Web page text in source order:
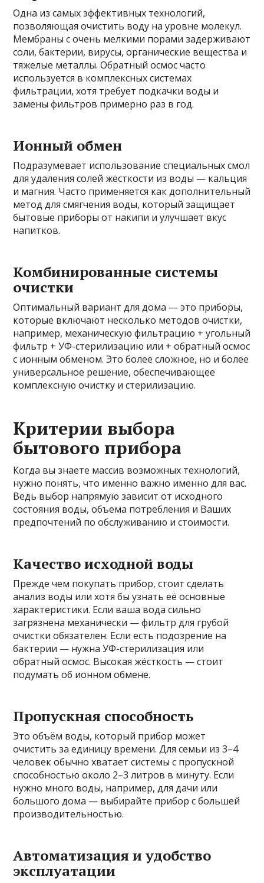
Одна из самых эффективных технологий,
позволяющая очистить воду на уровне молекул.
Мембраны с очень мелкими порами задерживают
соли, бактерии, вирусы, органические вещества и
тяжелые металлы. Обратный осмос часто
используется в комплексных системах
фильтрации, хотя требует подкачки воды и
замены фильтров примерно раз в год.
Ионный обмен
Подразумевает использование специальных смол
для удаления солей жёсткости из воды — кальция
и магния. Часто применяется как дополнительный
метод для смягчения воды, который защищает
бытовые приборы от накипи и улучшает вкус
напитков.
Комбинированные системы
очистки
Оптимальный вариант для дома — это приборы,
которые включают несколько методов очистки,
например, механическую фильтрацию + угольный
фильтр + УФ-стерилизацию или + обратный осмос
с ионным обменом. Это более сложное, но и более
универсальное решение, обеспечивающее
комплексную очистку и стерилизацию.
Критерии выбора
бытового прибора
Когда вы знаете массив возможных технологий,
нужно понять, что именно важно именно для вас.
Ведь выбор напрямую зависит от исходного
состояния воды, объема потребления и Ваших
предпочтений по обслуживанию и стоимости.
Качество исходной воды
Прежде чем покупать прибор, стоит сделать
анализ воды или хотя бы узнать её основные
характеристики. Если ваша вода сильно
загрязнена механически — фильтр для грубой
очистки обязателен. Если есть подозрение на
бактерии — нужна УФ-стерилизация или
обратный осмос. Высокая жёсткость — стоит
подумать об ионном обмене.
Пропускная способность
Это объём воды, который прибор может
очистить за единицу времени. Для семьи из 3–4
человек обычно хватает системы с пропускной
способностью около 2–3 литров в минуту. Если
нужно много воды, например, для дачи или
большого дома — выбирайте прибор с большей
производительностью.
Автоматизация и удобство
эксплуатации